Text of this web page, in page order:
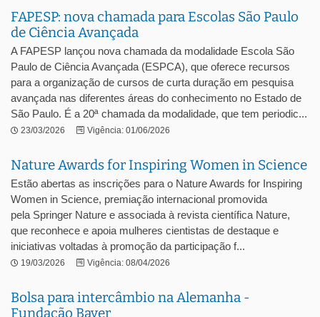
FAPESP: nova chamada para Escolas São Paulo
de Ciência Avançada
A FAPESP lançou nova chamada da modalidade Escola São
Paulo de Ciência Avançada (ESPCA), que oferece recursos
para a organização de cursos de curta duração em pesquisa
avançada nas diferentes áreas do conhecimento no Estado de
São Paulo. É a 20ª chamada da modalidade, que tem periodic...
23/03/2026 Vigência: 01/06/2026
Nature Awards for Inspiring Women in Science
Estão abertas as inscrições para o Nature Awards for Inspiring
Women in Science, premiação internacional promovida
pela Springer Nature e associada à revista científica Nature,
que reconhece e apoia mulheres cientistas de destaque e
iniciativas voltadas à promoção da participação f...
19/03/2026 Vigência: 08/04/2026
Bolsa para intercâmbio na Alemanha -
Fundação Bayer